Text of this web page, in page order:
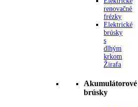
renovačné
frézky
Elektrické
brúsky
s
dlhým
krkom
Žirafa
Akumulátorové
brúsky